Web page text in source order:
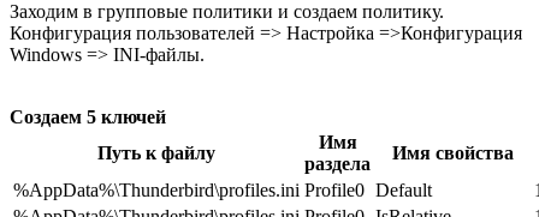
Заходим в групповые политики и создаем политику.
Конфигурация пользователей => Настройка =>Конфигурация
Windows => INI-файлы.
Создаем 5 ключей
Путь к файлу
Имя
раздела
Имя свойства
%AppData%\Thunderbird\profiles.ini Profile0 Default